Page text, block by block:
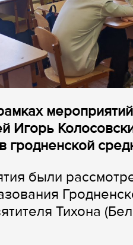
Игорь
гродненской
были
Тихона